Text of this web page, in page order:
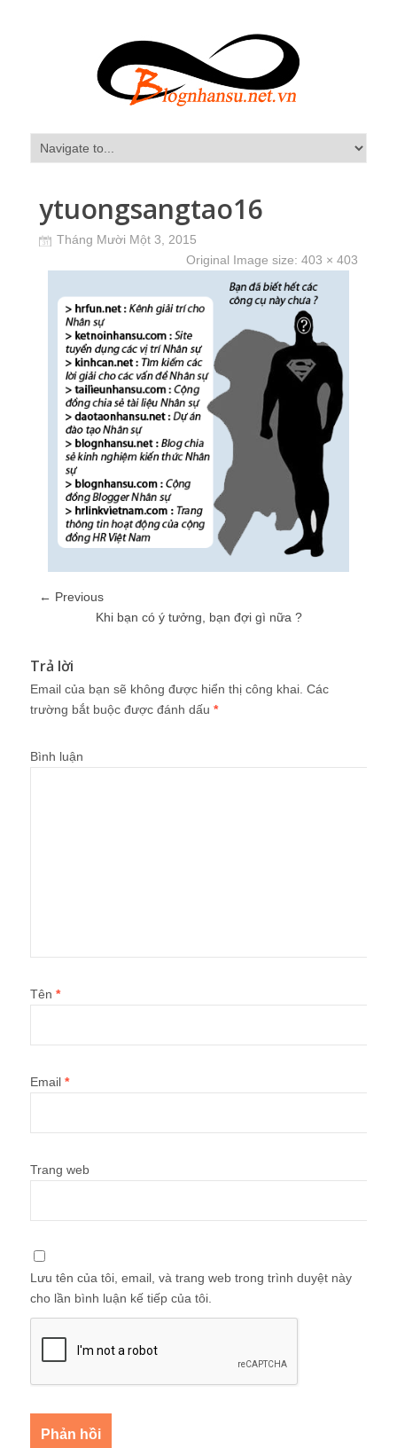
ytuongsangtao16
Tháng Mười Một 3, 2015
Original Image size: 403 × 403
← Previous
Khi bạn có ý tưởng, bạn đợi gì nữa ?
Trả lời
Email của bạn sẽ không được hiển thị công khai. Các
trường bắt buộc được đánh dấu *
Bình luận
Tên *
Email *
Trang web
Lưu tên của tôi, email, và trang web trong trình duyệt này
cho lần bình luận kế tiếp của tôi.